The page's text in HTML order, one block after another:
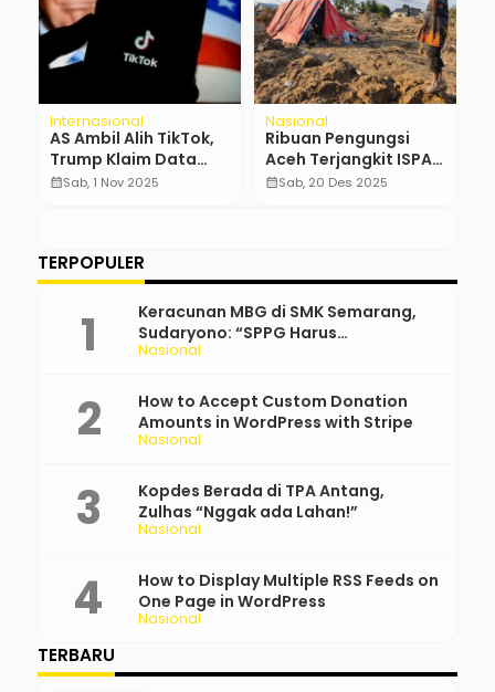
Internasional
AS Ambil Alih TikTok,
Trump Klaim Data
Pengguna Lebih Aman
calendar_monthSab, 1 Nov 2025
Nasional
Ribuan Pengungsi
Aceh Terjangkit ISPA,
Dinkes Lokalisasi
calendar_monthSab, 20 Des 2025
TERPOPULER
Nasional
Keracunan MBG di SMK Semarang,
Sudaryono: “SPPG Harus
Bertanggung Jawab!”
Nasional
How to Accept Custom Donation
Amounts in WordPress with Stripe
Nasional
Kopdes Berada di TPA Antang,
Zulhas “Nggak ada Lahan!”
Nasional
How to Display Multiple RSS Feeds on
One Page in WordPress
TERBARU